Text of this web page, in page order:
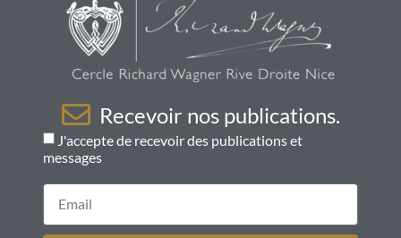
Recevoir nos publications.
J'accepte de recevoir des publications et
messages